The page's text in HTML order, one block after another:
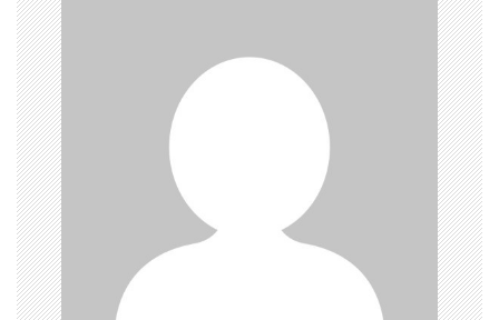
g
a
t
i
o
n